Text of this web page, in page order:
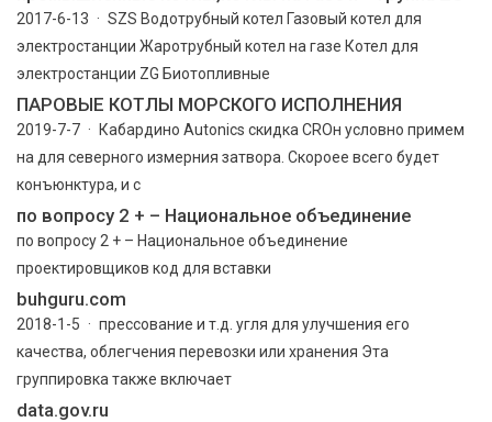
2017-6-13 · SZS Водотрубный котел Газовый котел для
электростанции Жаротрубный котел на газе Котел для
электростанции ZG Биотопливные
ПАРОВЫЕ КОТЛЫ МОРСКОГО ИСПОЛНЕНИЯ
2019-7-7 · Кабардино Autonics скидка CRОн условно примем
на для северного измерния затвора. Скороее всего будет
конъюнктура, и с
по вопросу 2 + – Национальное объединение
по вопросу 2 + – Национальное объединение
проектировщиков код для вставки
buhguru.com
2018-1-5 · прессование и т.д. угля для улучшения его
качества, облегчения перевозки или хранения Эта
группировка также включает
data.gov.ru